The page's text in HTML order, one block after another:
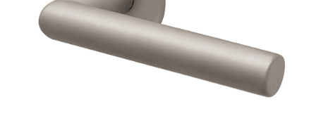
Impressum
Datenschutz